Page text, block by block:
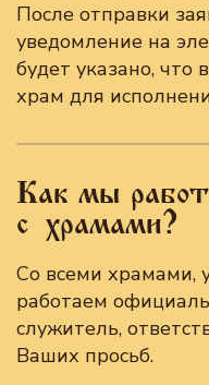
После отправки
уведомление на
будет указано, что
храм для
Как мы
с храмами?
Со всеми храмами,
работаем
служитель,
Ваших просьб.